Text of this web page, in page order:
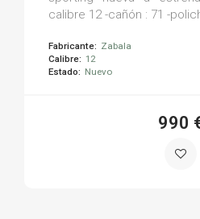
calibre 12 -cañón : 71 -
Fabricante: Zabala
Calibre: 12
Estado: Nuevo
990